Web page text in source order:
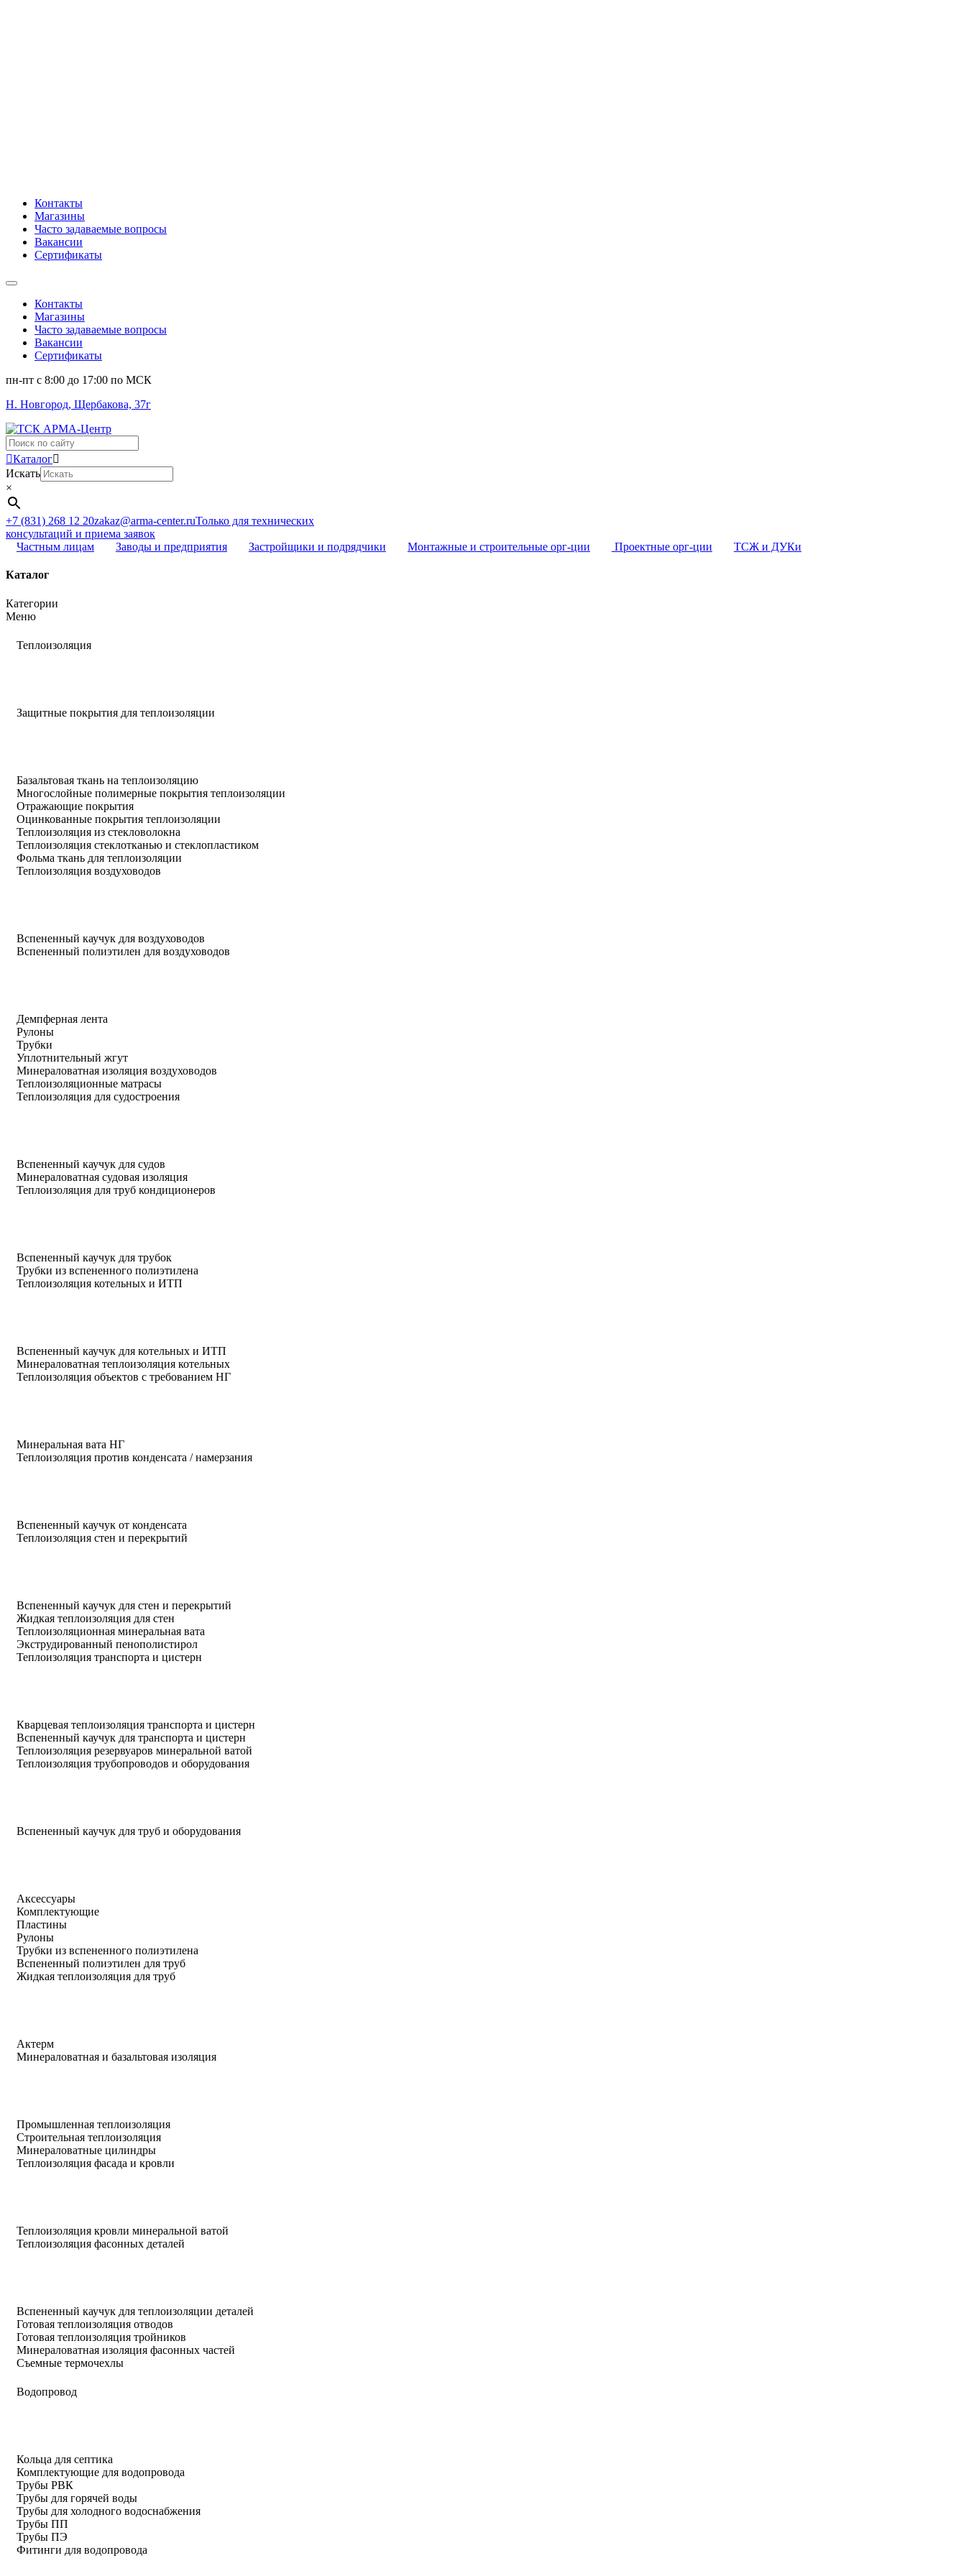
Контакты
Магазины
Часто задаваемые вопросы
Вакансии
Сертификаты
Контакты
Магазины
Часто задаваемые вопросы
Вакансии
Сертификаты
пн-пт c 8:00 до 17:00 по МСК
Н. Новгород, Щербакова, 37г
Поиск
...Каталог
Искать
×
+7 (831) 268 12 20zakaz@arma-center.ruТолько для технических
консультаций и приема заявок
Частным лицам
Заводы и предприятия Застройщики и подрядчики Монтажные и строительные орг-ции Проектные орг-ции ТСЖ и ДУКи
Каталог
Категории
Меню
Теплоизоляция
Защитные покрытия для теплоизоляции
Базальтовая ткань на теплоизоляцию
Многослойные полимерные покрытия теплоизоляции
Отражающие покрытия
Оцинкованные покрытия теплоизоляции
Теплоизоляция из стекловолокна
Теплоизоляция стеклотканью и стеклопластиком
Фольма ткань для теплоизоляции
Теплоизоляция воздуховодов
Вспененный каучук для воздуховодов
Вспененный полиэтилен для воздуховодов
Демпферная лента
Рулоны
Трубки
Уплотнительный жгут
Минераловатная изоляция воздуховодов
Теплоизоляционные матрасы
Теплоизоляция для судостроения
Вспененный каучук для судов
Минераловатная судовая изоляция
Теплоизоляция для труб кондиционеров
Вспененный каучук для трубок
Трубки из вспененного полиэтилена
Теплоизоляция котельных и ИТП
Вспененный каучук для котельных и ИТП
Минераловатная теплоизоляция котельных
Теплоизоляция объектов с требованием НГ
Минеральная вата НГ
Теплоизоляция против конденсата / намерзания
Вспененный каучук от конденсата
Теплоизоляция стен и перекрытий
Вспененный каучук для стен и перекрытий
Жидкая теплоизоляция для стен
Теплоизоляционная минеральная вата
Экструдированный пенополистирол
Теплоизоляция транспорта и цистерн
Кварцевая теплоизоляция транспорта и цистерн
Вспененный каучук для транспорта и цистерн
Теплоизоляция резервуаров минеральной ватой
Теплоизоляция трубопроводов и оборудования
Вспененный каучук для труб и оборудования
Аксессуары
Комплектующие
Пластины
Рулоны
Трубки из вспененного полиэтилена
Вспененный полиэтилен для труб
Жидкая теплоизоляция для труб
Актерм
Минераловатная и базальтовая изоляция
Промышленная теплоизоляция
Строительная теплоизоляция
Минераловатные цилиндры
Теплоизоляция фасада и кровли
Теплоизоляция кровли минеральной ватой
Теплоизоляция фасонных деталей
Вспененный каучук для теплоизоляции деталей
Готовая теплоизоляция отводов
Готовая теплоизоляция тройников
Минераловатная изоляция фасонных частей
Съемные термочехлы
Водопровод
Кольца для септика
Комплектующие для водопровода
Трубы РВК
Трубы для горячей воды
Трубы для холодного водоснабжения
Трубы ПП
Трубы ПЭ
Фитинги для водопровода